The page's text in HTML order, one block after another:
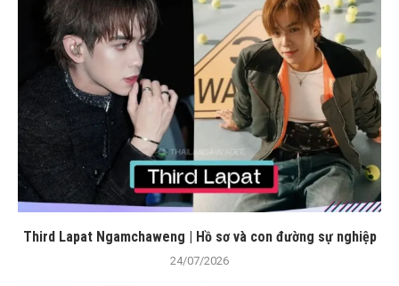
Third Lapat Ngamchaweng | Hồ sơ và con đường sự nghiệp
24/07/2026